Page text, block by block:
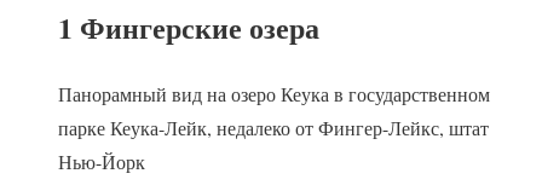
1 Фингерские озера
Панорамный вид на озеро Кеука в государственном
парке Кеука-Лейк, недалеко от Фингер-Лейкс, штат
Нью-Йорк